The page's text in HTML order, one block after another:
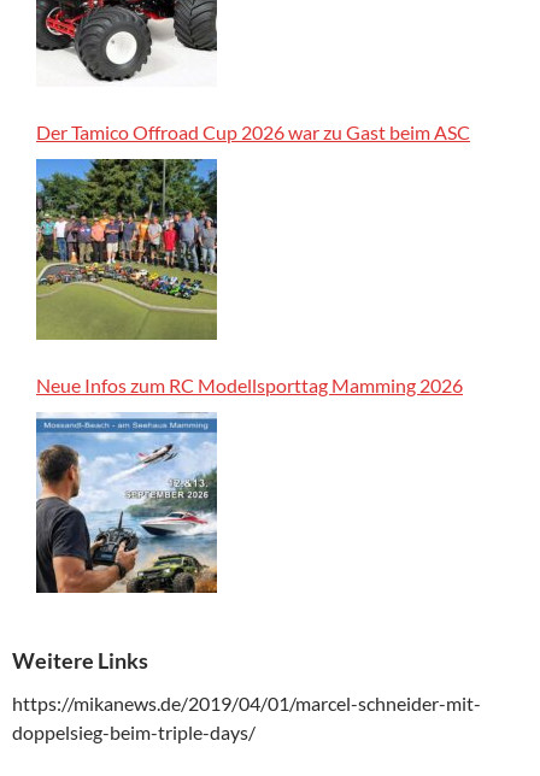
Der Tamico Offroad Cup 2026 war zu Gast beim ASC
Neue Infos zum RC Modellsporttag Mamming 2026
Weitere Links
https://mikanews.de/2019/04/01/marcel-schneider-mit-
doppelsieg-beim-triple-days/